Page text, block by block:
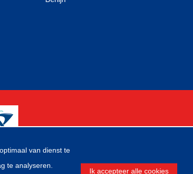
van dienst te
te analyseren.
Ik accepteer alle cookies